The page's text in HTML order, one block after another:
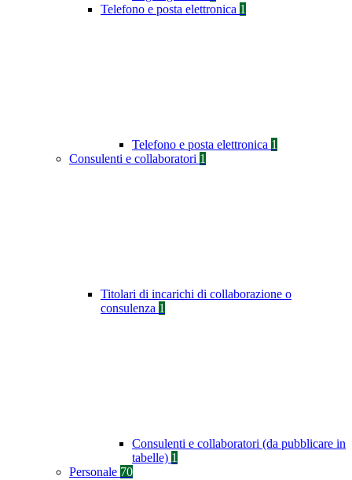
Telefono e posta elettronica 1
Telefono e posta elettronica 1
Consulenti e collaboratori 1
Titolari di incarichi di collaborazione o
consulenza 1
Consulenti e collaboratori (da pubblicare in
tabelle) 1
Personale 70